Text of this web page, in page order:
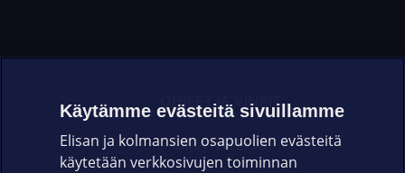
OHJEET JA VINKIT
OMAYHTEISÖ
Käytämme evästeitä sivuillamme
Elisan ja kolmansien osapuolien evästeitä
käytetään verkkosivujen toiminnan